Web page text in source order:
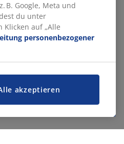
B. Google, Meta und
du unter
Klicken auf „Alle
personenbezogener
akzeptieren